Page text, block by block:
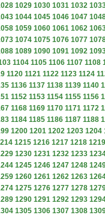
1029 1030 1031 1032
1044 1045 1046 1047
1059 1060 1061 1062
1074 1075 1076 1077
1089 1090 1091 1092
1104 1105 1106 1107 1108
1120 1121 1122 1123 1124
1136 1137 1138 1139 1140
1152 1153 1154 1155 1156
1168 1169 1170 1171 1172
1184 1185 1186 1187 1188
1200 1201 1202 1203 1204
1215 1216 1217 1218 1219
1230 1231 1232 1233
1245 1246 1247 1248
1260 1261 1262 1263
1275 1276 1277 1278
1290 1291 1292 1293
1305 1306 1307 1308